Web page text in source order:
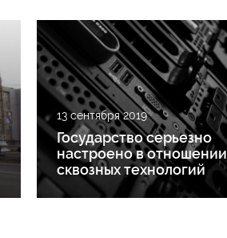
13 сентября 2019
Государство серьезно
настроено в отношении
сквозных технологий